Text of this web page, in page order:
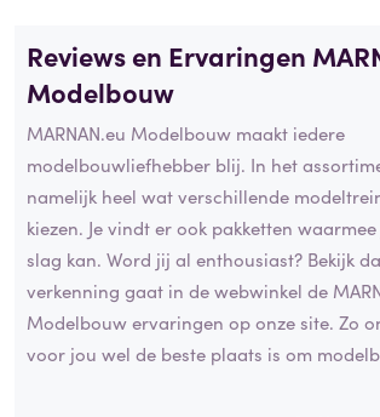
Reviews en Ervaringen
Modelbouw
MARNAN.eu Modelbouw maakt iedere
modelbouwliefhebber blij. In het
namelijk heel wat verschillende
kiezen. Je vindt er ook pakketten
slag kan. Word jij al enthousiast? Bekijk
verkenning gaat in de webwinkel de
Modelbouw ervaringen op onze site. Zo
voor jou wel de beste plaats is om